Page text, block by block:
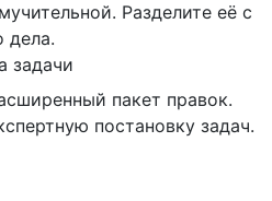
Разделите её с
дела.
задачи
пакет правок.
постановку задач.